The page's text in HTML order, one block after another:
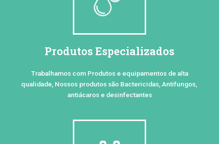
Produtos Especializados
Trabalhamos com Produtos e equipamentos de alta
qualidade, Nossos produtos são Bactericidas, Antifungos,
antiácaros e desinfectantes